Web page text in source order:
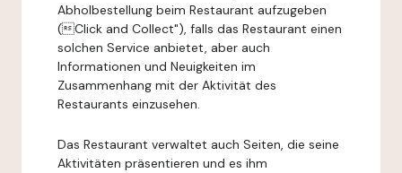
Abholbestellung beim Restaurant aufzugeben
(Click and Collect"), falls das Restaurant einen
solchen Service anbietet, aber auch
Informationen und Neuigkeiten im
Zusammenhang mit der Aktivität des
Restaurants einzusehen.
Das Restaurant verwaltet auch Seiten, die seine
Aktivitäten präsentieren und es ihm